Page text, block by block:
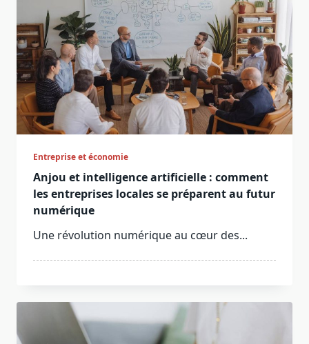
Entreprise et économie
Anjou et intelligence artificielle : comment
les entreprises locales se préparent au futur
numérique
Une révolution numérique au cœur des...